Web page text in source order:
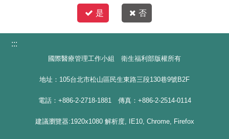
是 否
:::
國際醫療管理工作小組 衛生福利部版權所有
地址：105台北市松山區民生東路三段130巷9號B2F
電話：+886-2-2718-1881 傳真：+886-2-2514-0114
建議瀏覽器:1920x1080 解析度, IE10, Chrome, Firefox